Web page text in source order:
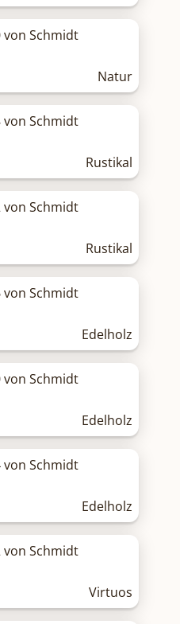
Natur
Rustikal
Rustikal
Edelholz
Edelholz
Edelholz
Virtuos